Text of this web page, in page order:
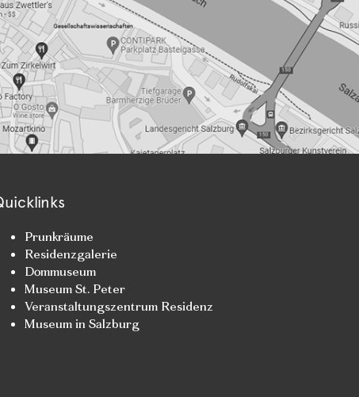
Prunkräume
Residenzgalerie
Dommuseum
Museum St. Peter
Veranstaltungszentrum Residenz
Museum in Salzburg